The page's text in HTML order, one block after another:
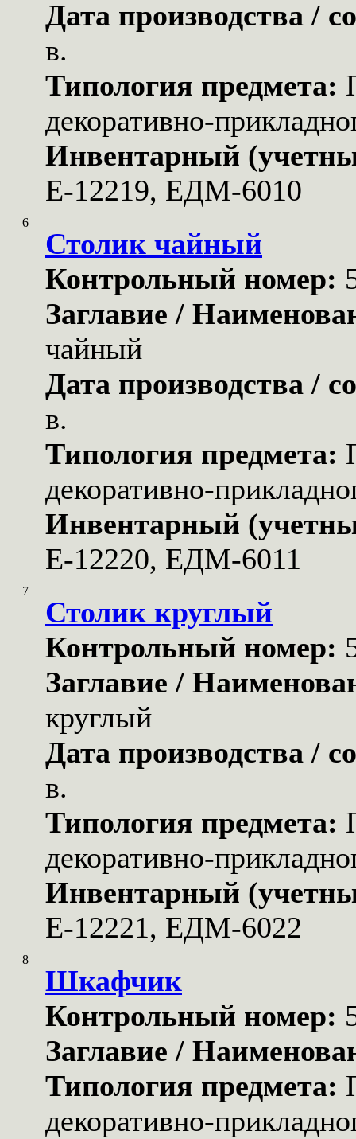
Дата производства /
в.
Типология предмета:
декоративно-
Инвентарный
Е-12219, ЕДМ-6010
6
Столик чайный
Контрольный номер:
Заглавие /
чайный
Дата производства /
в.
Типология предмета:
декоративно-
Инвентарный
Е-12220, ЕДМ-6011
7
Столик круглый
Контрольный номер:
Заглавие /
круглый
Дата производства /
в.
Типология предмета:
декоративно-
Инвентарный
Е-12221, ЕДМ-6022
8
Шкафчик
Контрольный номер:
Заглавие /
Типология предмета:
декоративно-